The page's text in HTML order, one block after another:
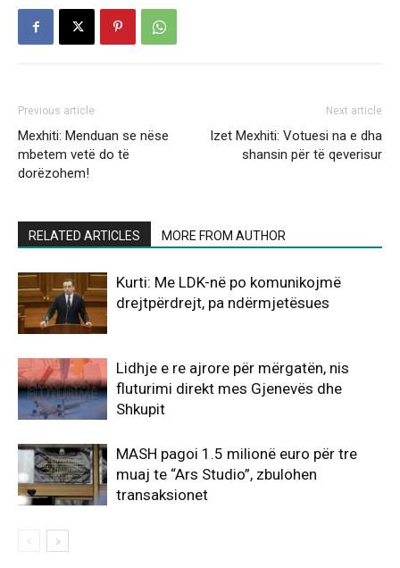
Previous article
Mexhiti: Menduan se nëse
mbetem vetë do të
dorëzohem!
Next article
Izet Mexhiti: Votuesi na e dha
shansin për të qeverisur
RELATED ARTICLES MORE FROM AUTHOR
Kurti: Me LDK-në po komunikojmë
drejtpërdrejt, pa ndërmjetësues
Lidhje e re ajrore për mërgatën, nis
fluturimi direkt mes Gjenevës dhe
Shkupit
MASH pagoi 1.5 milionë euro për tre
muaj te “Ars Studio”, zbulohen
transaksionet